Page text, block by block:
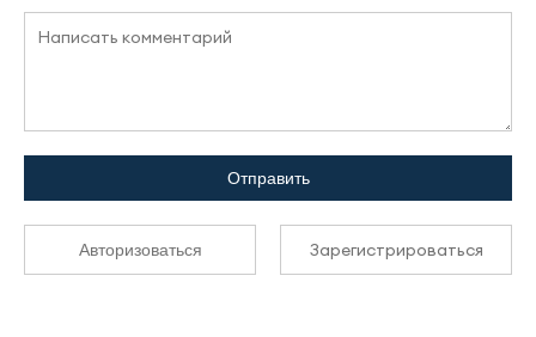
Отправить
Авторизоваться Зарегистрироваться